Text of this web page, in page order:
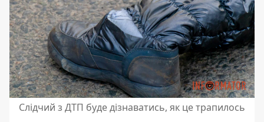
Слідчий з ДТП буде дізнаватись, як це трапилось